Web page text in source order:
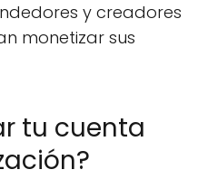
y creadores
monetizar sus
tu cuenta